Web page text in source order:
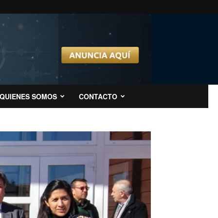
QUIENES SOMOS CONTACTO